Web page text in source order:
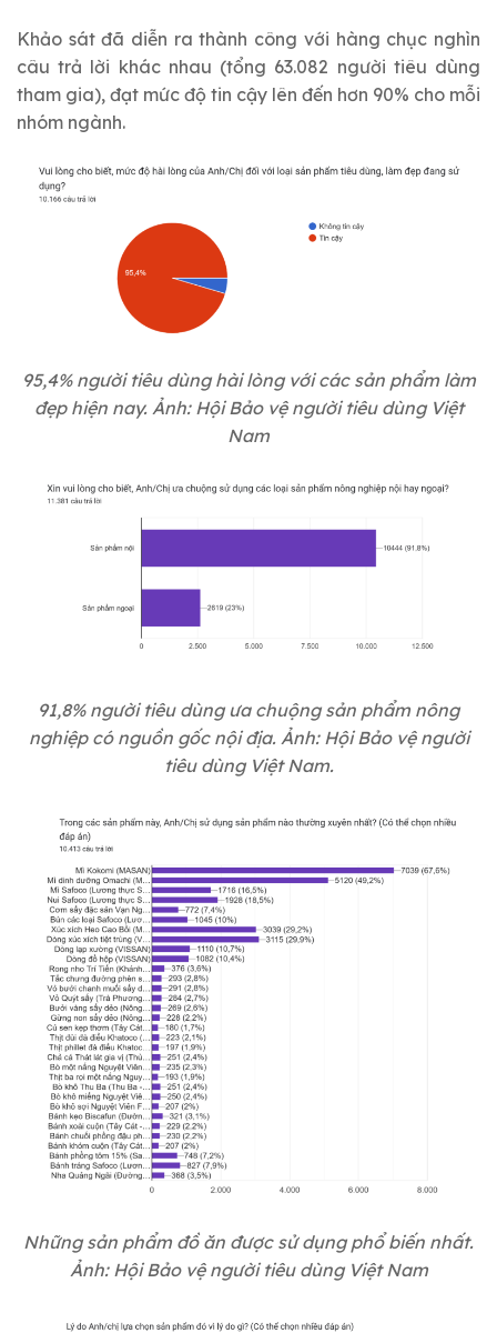
Khảo sát đã diễn ra thành công với hàng chục nghìn
câu trả lời khác nhau (tổng 63.082 người tiêu dùng
tham gia), đạt mức độ tin cậy lên đến hơn 90% cho mỗi
nhóm ngành.
95,4% người tiêu dùng hài lòng với các sản phẩm làm
đẹp hiện nay. Ảnh: Hội Bảo vệ người tiêu dùng Việt
Nam
91,8% người tiêu dùng ưa chuộng sản phẩm nông
nghiệp có nguồn gốc nội địa. Ảnh: Hội Bảo vệ người
tiêu dùng Việt Nam.
Những sản phẩm đồ ăn được sử dụng phổ biến nhất.
Ảnh: Hội Bảo vệ người tiêu dùng Việt Nam